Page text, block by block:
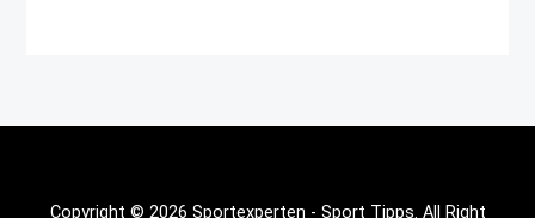
Copyright © 2026 Sportexperten - Sport Tipps. All Right